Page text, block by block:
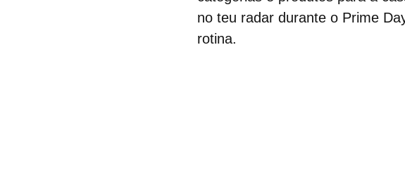
no teu radar durante o Prime
rotina.